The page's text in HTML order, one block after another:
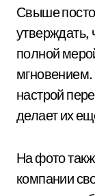
Свыше
утверждать,
полной
мгновением.
настрой
делает их
На фото
компании